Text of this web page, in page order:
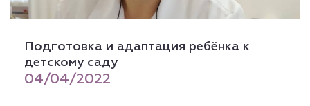
Подготовка и адаптация ребёнка к
детскому саду
04/04/2022